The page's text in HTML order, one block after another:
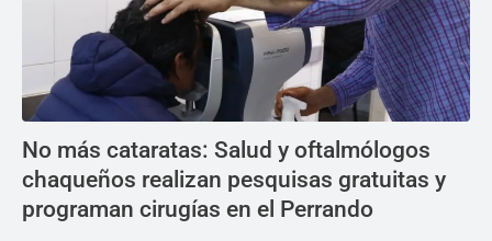
No más cataratas: Salud y oftalmólogos
chaqueños realizan pesquisas gratuitas y
programan cirugías en el Perrando